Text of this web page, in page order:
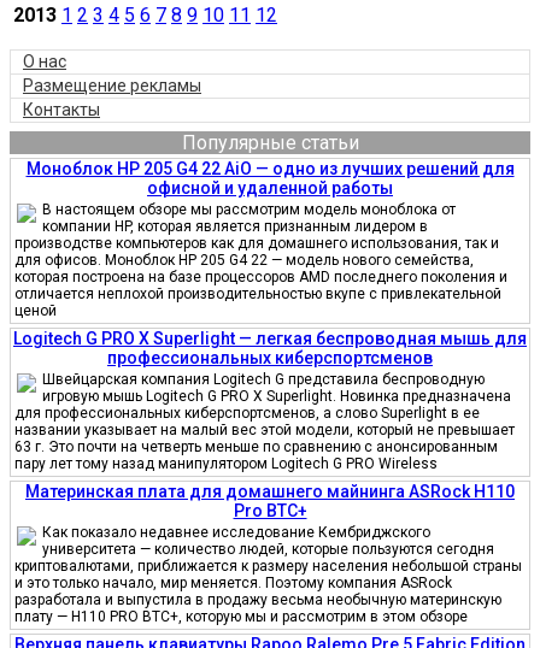
2013 1 2 3 4 5 6 7 8 9 10 11 12
О нас
Размещение рекламы
Контакты
Популярные статьи
Моноблок HP 205 G4 22 AiO — одно из лучших решений для
офисной и удаленной работы
В настоящем обзоре мы рассмотрим модель моноблока от
компании HP, которая является признанным лидером в
производстве компьютеров как для домашнего использования, так и
для офисов. Моноблок HP 205 G4 22 — модель нового семейства,
которая построена на базе процессоров AMD последнего поколения и
отличается неплохой производительностью вкупе с привлекательной
ценой
Logitech G PRO X Superlight — легкая беспроводная мышь для
профессиональных киберспортсменов
Швейцарская компания Logitech G представила беспроводную
игровую мышь Logitech G PRO X Superlight. Новинка предназначена
для профессиональных киберспортсменов, а слово Superlight в ее
названии указывает на малый вес этой модели, который не превышает
63 г. Это почти на четверть меньше по сравнению с анонсированным
пару лет тому назад манипулятором Logitech G PRO Wireless
Материнская плата для домашнего майнинга ASRock H110
Pro BTC+
Как показало недавнее исследование Кембриджского
университета — количество людей, которые пользуются сегодня
криптовалютами, приближается к размеру населения небольшой страны
и это только начало, мир меняется. Поэтому компания ASRock
разработала и выпустила в продажу весьма необычную материнскую
плату — H110 PRO BTC+, которую мы и рассмотрим в этом обзоре